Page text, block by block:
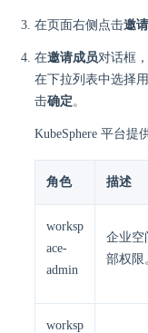
在页面右侧点击邀请
在邀请成员对话框
在下拉列表中选择
击确定。
KubeSphere 平台提
角色 描述
worksp
ace-
admin
企业空
部权限
worksp